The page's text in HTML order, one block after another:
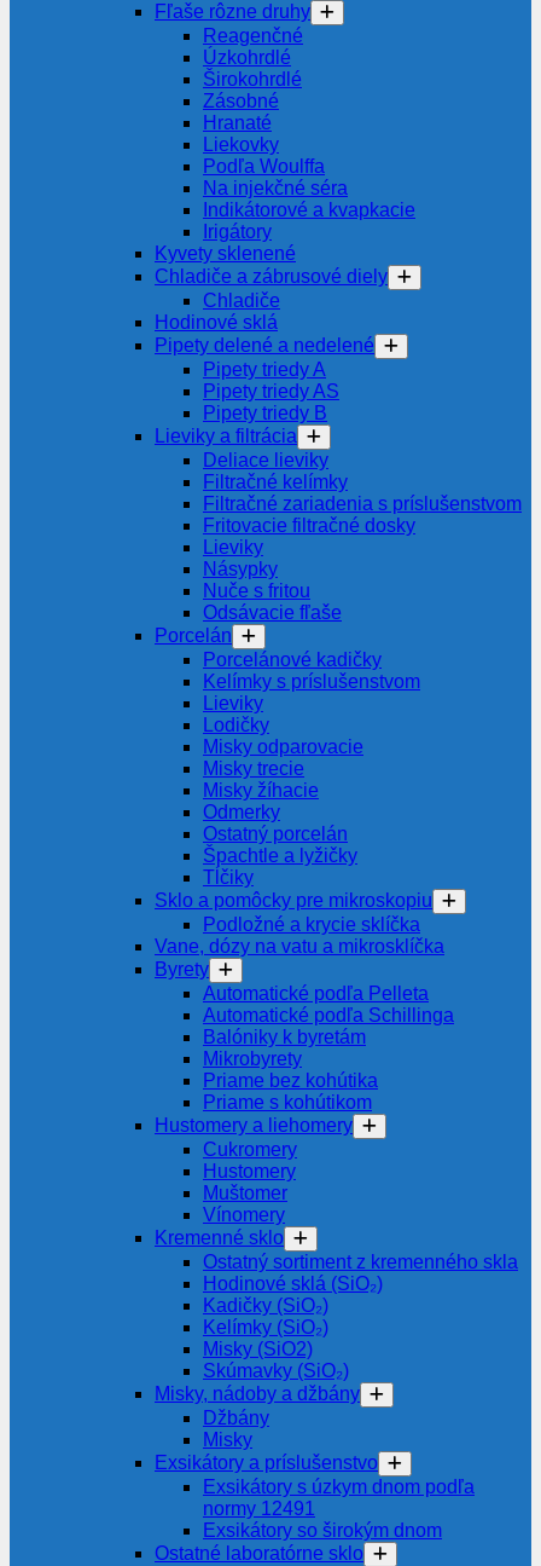
Fľaše rôzne druhy
Reagenčné
Úzkohrdlé
Širokohrdlé
Zásobné
Hranaté
Liekovky
Podľa Woulffa
Na injekčné séra
Indikátorové a kvapkacie
Irigátory
Kyvety sklenené
Chladiče a zábrusové diely
Chladiče
Hodinové sklá
Pipety delené a nedelené
Pipety triedy A
Pipety triedy AS
Pipety triedy B
Lieviky a filtrácia
Deliace lieviky
Filtračné kelímky
Filtračné zariadenia s príslušenstvom
Fritovacie filtračné dosky
Lieviky
Násypky
Nuče s fritou
Odsávacie fľaše
Porcelán
Porcelánové kadičky
Kelímky s príslušenstvom
Lieviky
Lodičky
Misky odparovacie
Misky trecie
Misky žíhacie
Odmerky
Ostatný porcelán
Špachtle a lyžičky
Tĺčiky
Sklo a pomôcky pre mikroskopiu
Podložné a krycie sklíčka
Vane, dózy na vatu a mikrosklíčka
Byrety
Automatické podľa Pelleta
Automatické podľa Schillinga
Balóniky k byretám
Mikrobyrety
Priame bez kohútika
Priame s kohútikom
Hustomery a liehomery
Cukromery
Hustomery
Muštomer
Vínomery
Kremenné sklo
Ostatný sortiment z kremenného skla
Hodinové sklá (SiO₂)
Kadičky (SiO₂)
Kelímky (SiO₂)
Misky (SiO2)
Skúmavky (SiO₂)
Misky, nádoby a džbány
Džbány
Misky
Exsikátory a príslušenstvo
Exsikátory s úzkym dnom podľa
normy 12491
Exsikátory so širokým dnom
Ostatné laboratórne sklo